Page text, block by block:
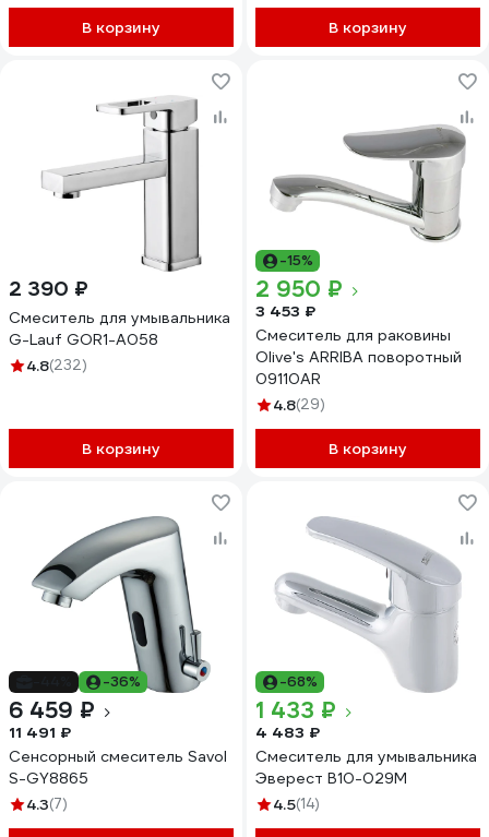
В корзину В корзину
2 390 ₽
Смеситель для умывальника
G-Lauf GOR1-A058
4.8(232)
В корзину
-15%
2 950 ₽
3 453 ₽
Смеситель для раковины
Olive's ARRIBA поворотный
09110AR
4.8(29)
В корзину
-36%
6 459 ₽
11 491 ₽
Сенсорный смеситель Savol
S-GY8865
4.3(7)
-68%
1 433 ₽
4 483 ₽
Смеситель для умывальника
Эверест B10-029M
4.5(14)